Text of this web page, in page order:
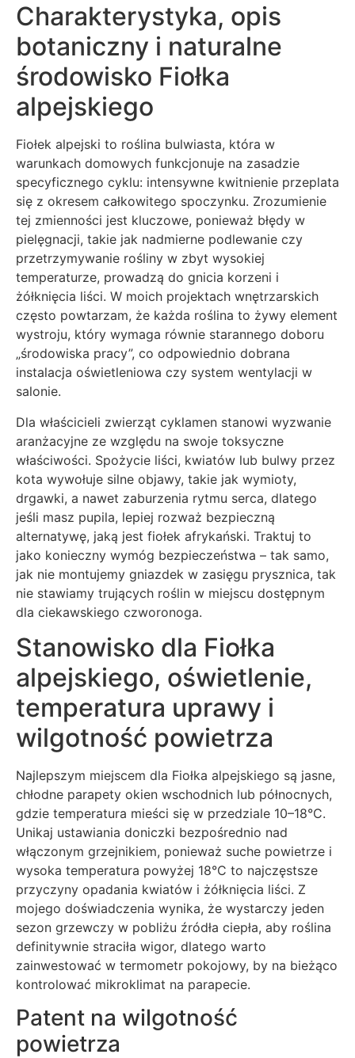
Charakterystyka, opis
botaniczny i naturalne
środowisko Fiołka
alpejskiego
Fiołek alpejski to roślina bulwiasta, która w
warunkach domowych funkcjonuje na zasadzie
specyficznego cyklu: intensywne kwitnienie przeplata
się z okresem całkowitego spoczynku. Zrozumienie
tej zmienności jest kluczowe, ponieważ błędy w
pielęgnacji, takie jak nadmierne podlewanie czy
przetrzymywanie rośliny w zbyt wysokiej
temperaturze, prowadzą do gnicia korzeni i
żółknięcia liści. W moich projektach wnętrzarskich
często powtarzam, że każda roślina to żywy element
wystroju, który wymaga równie starannego doboru
„środowiska pracy”, co odpowiednio dobrana
instalacja oświetleniowa czy system wentylacji w
salonie.
Dla właścicieli zwierząt cyklamen stanowi wyzwanie
aranżacyjne ze względu na swoje toksyczne
właściwości. Spożycie liści, kwiatów lub bulwy przez
kota wywołuje silne objawy, takie jak wymioty,
drgawki, a nawet zaburzenia rytmu serca, dlatego
jeśli masz pupila, lepiej rozważ bezpieczną
alternatywę, jaką jest fiołek afrykański. Traktuj to
jako konieczny wymóg bezpieczeństwa – tak samo,
jak nie montujemy gniazdek w zasięgu prysznica, tak
nie stawiamy trujących roślin w miejscu dostępnym
dla ciekawskiego czworonoga.
Stanowisko dla Fiołka
alpejskiego, oświetlenie,
temperatura uprawy i
wilgotność powietrza
Najlepszym miejscem dla Fiołka alpejskiego są jasne,
chłodne parapety okien wschodnich lub północnych,
gdzie temperatura mieści się w przedziale 10–18°C.
Unikaj ustawiania doniczki bezpośrednio nad
włączonym grzejnikiem, ponieważ suche powietrze i
wysoka temperatura powyżej 18°C to najczęstsze
przyczyny opadania kwiatów i żółknięcia liści. Z
mojego doświadczenia wynika, że wystarczy jeden
sezon grzewczy w pobliżu źródła ciepła, aby roślina
definitywnie straciła wigor, dlatego warto
zainwestować w termometr pokojowy, by na bieżąco
kontrolować mikroklimat na parapecie.
Patent na wilgotność
powietrza